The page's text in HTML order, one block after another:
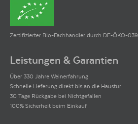
Zertifizierter Bio-Fachhändler durch DE-ÖKO-039
Leistungen & Garantien
Über 330 Jahre Weinerfahrung
Schnelle Lieferung direkt bis an die Haustür
30 Tage Rückgabe bei Nichtgefallen
100% Sicherheit beim Einkauf